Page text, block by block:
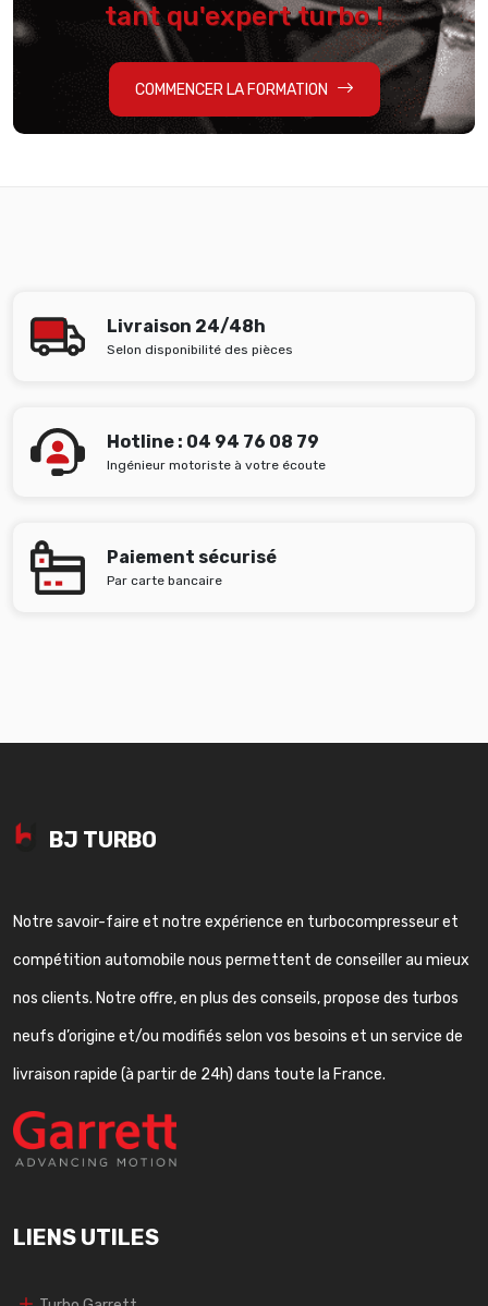
tant qu'expert turbo !
COMMENCER LA FORMATION
Livraison 24/48h
Selon disponibilité des pièces
Hotline : 04 94 76 08 79
Ingénieur motoriste à votre écoute
Paiement sécurisé
Par carte bancaire
BJ TURBO
Notre savoir-faire et notre expérience en turbocompresseur et
compétition automobile nous permettent de conseiller au mieux
nos clients. Notre offre, en plus des conseils, propose des turbos
neufs d’origine et/ou modifiés selon vos besoins et un service de
livraison rapide (à partir de 24h) dans toute la France.
LIENS UTILES